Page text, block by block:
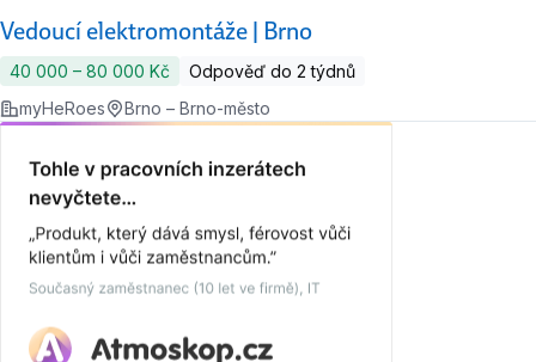
Vedoucí elektromontáže | Brno
40 000 ‍–‍ 80 000 Kč
Odpověď do 2 týdnů
myHeRoes
Brno – Brno-město